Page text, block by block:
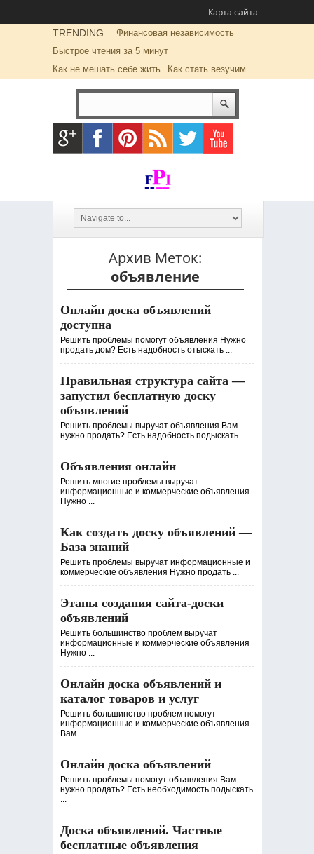
Карта сайта
TRENDING:
Финансовая независимость
Быстрое чтения за 5 минут
Как не мешать себе жить
Как стать везучим
Архив Меток:
объявление
Онлайн доска объявлений
доступна
Решить проблемы помогут объявления Нужно
продать дом? Есть надобность отыскать ...
Правильная структура сайта —
запустил бесплатную доску
объявлений
Решить проблемы выручат объявления Вам
нужно продать? Есть надобность подыскать ...
Объявления онлайн
Решить многие проблемы выручат
информационные и коммерческие объявления
Нужно ...
Как создать доску объявлений —
База знаний
Решить проблемы выручат информационные и
коммерческие объявления Нужно продать ...
Этапы создания сайта-доски
объявлений
Решить большинство проблем выручат
информационные и коммерческие объявления
Нужно ...
Онлайн доска объявлений и
каталог товаров и услуг
Решить большинство проблем помогут
информационные и коммерческие объявления
Вам ...
Онлайн доска объявлений
Решить проблемы помогут объявления Вам
нужно продать? Есть необходимость подыскать
...
Доска объявлений. Частные
бесплатные объявления